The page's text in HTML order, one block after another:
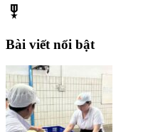
military_tech
Bài viết nổi bật